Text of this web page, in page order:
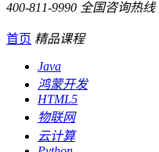
400-811-9990 全国咨询热线
首页 精品课程
Java
鸿蒙开发
HTML5
物联网
云计算